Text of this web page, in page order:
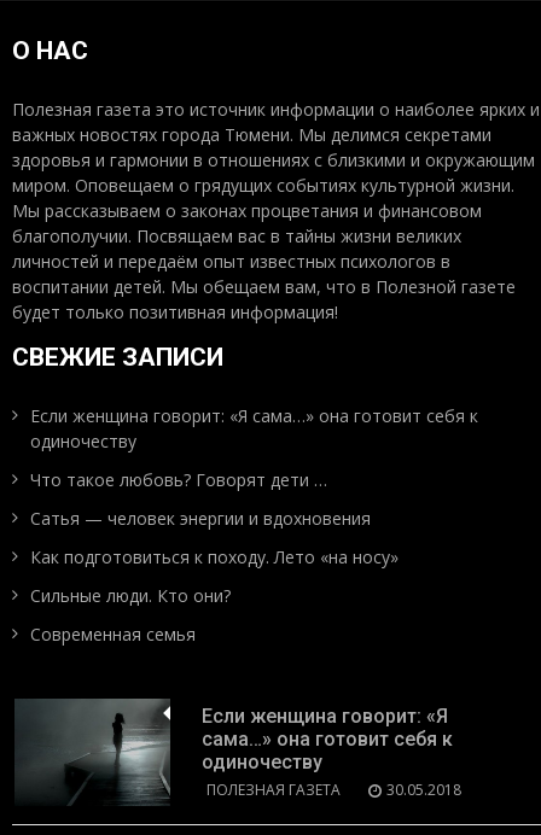
О НАС
Полезная газета это источник информации о наиболее ярких и
важных новостях города Тюмени. Мы делимся секретами
здоровья и гармонии в отношениях с близкими и окружающим
миром. Оповещаем о грядущих событиях культурной жизни.
Мы рассказываем о законах процветания и финансовом
благополучии. Посвящаем вас в тайны жизни великих
личностей и передаём опыт известных психологов в
воспитании детей. Мы обещаем вам, что в Полезной газете
будет только позитивная информация!
СВЕЖИЕ ЗАПИСИ
Если женщина говорит: «Я сама…» она готовит себя к
одиночеству
Что такое любовь? Говорят дети …
Сатья — человек энергии и вдохновения
Как подготовиться к походу. Лето «на носу»
Сильные люди. Кто они?
Современная семья
Если женщина говорит: «Я
сама…» она готовит себя к
одиночеству
ПОЛЕЗНАЯ ГАЗЕТА 30.05.2018